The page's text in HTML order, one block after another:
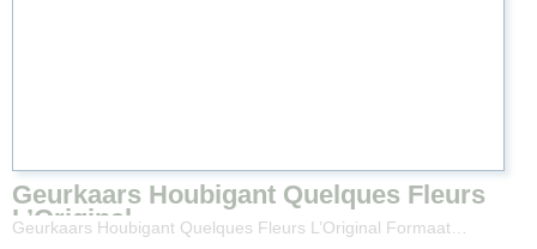
Geurkaars Houbigant Quelques Fleurs
L’Original
Geurkaars Houbigant Quelques Fleurs L’Original Formaat…